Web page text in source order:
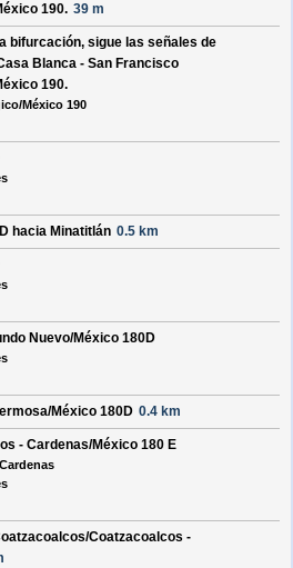
190. 39 m
bifurcación, sigue las señales de
Blanca - San Francisco
190.
México 190
hacia Minatitlán 0.5 km
Nuevo/México 180D
México 180D 0.4 km
- Cardenas/México 180 E
Coatzacoalcos -